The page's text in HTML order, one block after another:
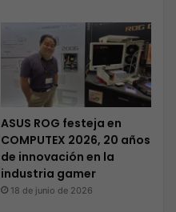
ASUS ROG festeja en
COMPUTEX 2026, 20 años
de innovación en la
industria gamer
18 de junio de 2026